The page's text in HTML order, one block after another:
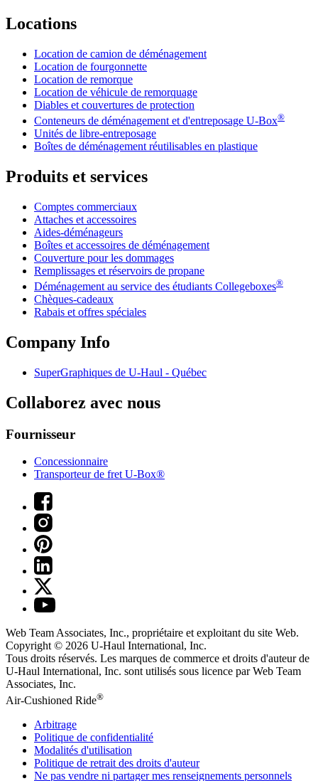
Locations
Location de camion de déménagement
Location de fourgonnette
Location de remorque
Location de véhicule de remorquage
Diables et couvertures de protection
Conteneurs de déménagement et d'entreposage U-Box®
Unités de libre-entreposage
Boîtes de déménagement réutilisables en plastique
Produits et services
Comptes commerciaux
Attaches et accessoires
Aides-déménageurs
Boîtes et accessoires de déménagement
Couverture pour les dommages
Remplissages et réservoirs de propane
Déménagement au service des étudiants Collegeboxes®
Chèques-cadeaux
Rabais et offres spéciales
Company Info
SuperGraphiques de U-Haul - Québec
Collaborez avec nous
Fournisseur
Concessionnaire
Transporteur de fret U-Box®
Web Team Associates, Inc., propriétaire et exploitant du site Web.
Copyright © 2026 U-Haul International, Inc.
Tous droits réservés. Les marques de commerce et droits d'auteur de
U-Haul International, Inc. sont utilisés sous licence par Web Team
Associates, Inc.
Air-Cushioned Ride®
Arbitrage
Politique de confidentialité
Modalités d'utilisation
Politique de retrait des droits d'auteur
Ne pas vendre ni partager mes renseignements personnels